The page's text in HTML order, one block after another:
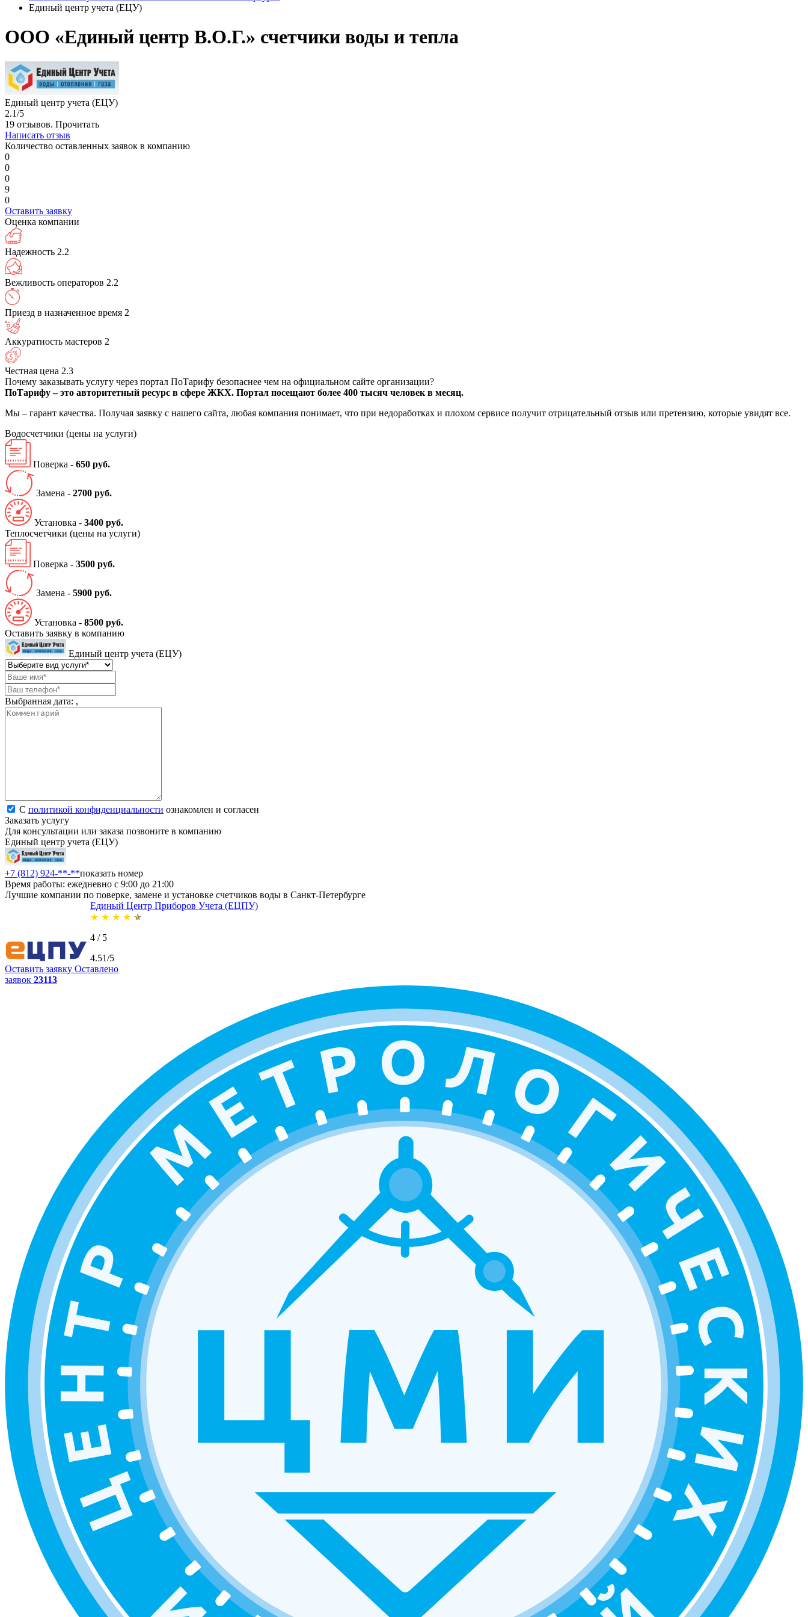
Единый центр учета (ЕЦУ)
ООО «Единый центр В.О.Г.» счетчики воды и тепла
Единый центр учета (ЕЦУ)
2.1/5
19 отзывов. Прочитать
Написать отзыв
Количество оставленных заявок в компанию
0
0
0
9
0
Оставить заявку
Оценка компании
Надежность 2.2
Вежливость операторов 2.2
Приезд в назначенное время 2
Аккуратность мастеров 2
Честная цена 2.3
Почему заказывать услугу через портал ПоТарифу безопаснее чем на официальном сайте организации?
ПоТарифу – это авторитетный ресурс в сфере ЖКХ. Портал посещают более 400 тысяч человек в месяц.
Мы – гарант качества. Получая заявку с нашего сайта, любая компания понимает, что при недоработках и плохом сервисе получит отрицательный отзыв или претензию, которые увидят все.
Водосчетчики (цены на услуги)
Поверка - 650 руб.
Замена - 2700 руб.
Установка - 3400 руб.
Теплосчетчики (цены на услуги)
Поверка - 3500 руб.
Замена - 5900 руб.
Установка - 8500 руб.
Оставить заявку в компанию
Единый центр учета (ЕЦУ)
Выбранная дата: ,
С политикой конфиденциальности ознакомлен и согласен
Заказать услугу
Для консультации или заказа позвоните в компанию
Единый центр учета (ЕЦУ)
+7 (812) 924-**-**показать номер
Время работы: ежедневно с 9:00 до 21:00
Лучшие компании по поверке, замене и установке счетчиков воды в Санкт-Петербурге
Единый Центр Приборов Учета (ЕЦПУ)
★ ★ ★ ★ ★
4 / 5
4.51/5
Оставить заявку Оставлено
заявок 23113